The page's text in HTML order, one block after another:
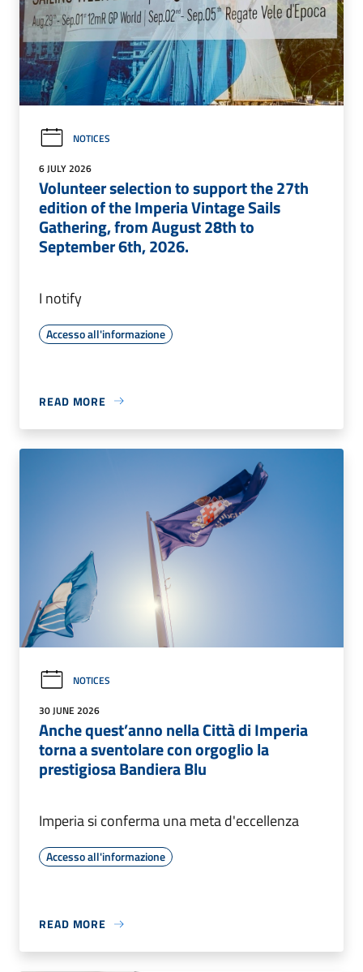
NOTICES
6 JULY 2026
Volunteer selection to support the 27th
edition of the Imperia Vintage Sails
Gathering, from August 28th to
September 6th, 2026.
I notify
Accesso all'informazione
READ MORE
NOTICES
30 JUNE 2026
Anche quest’anno nella Città di Imperia
torna a sventolare con orgoglio la
prestigiosa Bandiera Blu
Imperia si conferma una meta d'eccellenza
Accesso all'informazione
READ MORE